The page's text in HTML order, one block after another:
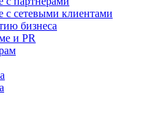
с сетевыми клиентами
бизнеса
и PR